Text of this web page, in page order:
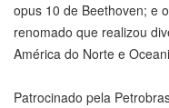
opus 10 de Beethoven; e
renomado que realizou
América do Norte e
Patrocinado pela